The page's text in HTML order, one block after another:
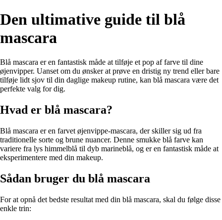
Den ultimative guide til blå
mascara
Blå mascara er en fantastisk måde at tilføje et pop af farve til dine
øjenvipper. Uanset om du ønsker at prøve en dristig ny trend eller bare
tilføje lidt sjov til din daglige makeup rutine, kan blå mascara være det
perfekte valg for dig.
Hvad er blå mascara?
Blå mascara er en farvet øjenvippe-mascara, der skiller sig ud fra
traditionelle sorte og brune nuancer. Denne smukke blå farve kan
variere fra lys himmelblå til dyb marineblå, og er en fantastisk måde at
eksperimentere med din makeup.
Sådan bruger du blå mascara
For at opnå det bedste resultat med din blå mascara, skal du følge disse
enkle trin: